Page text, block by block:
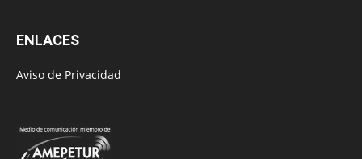
ENLACES
Aviso de Privacidad